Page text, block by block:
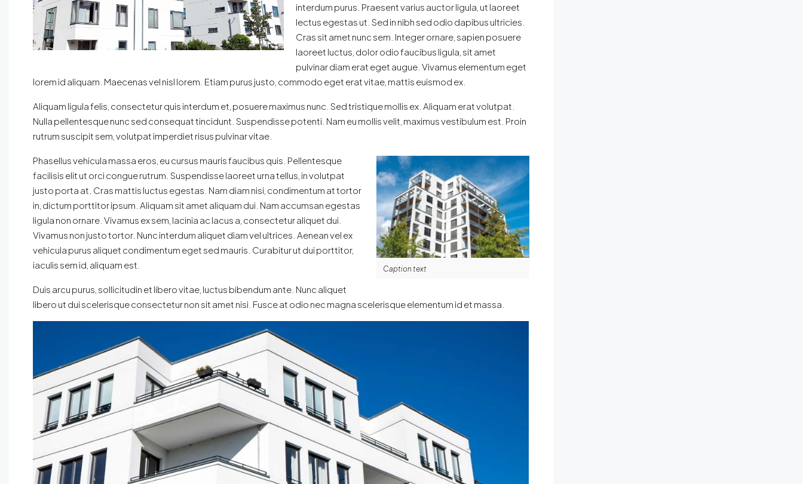
interdum purus. Praesent varius auctor ligula, ut laoreet
lectus egestas ut. Sed in nibh sed odio dapibus ultricies.
Cras sit amet nunc sem. Integer ornare, sapien posuere
laoreet luctus, dolor odio faucibus ligula, sit amet
pulvinar diam erat eget augue. Vivamus elementum eget
lorem id aliquam. Maecenas vel nisl lorem. Etiam purus justo, commodo eget erat vitae, mattis euismod ex.
Aliquam ligula felis, consectetur quis interdum et, posuere maximus nunc. Sed tristique mollis ex. Aliquam erat volutpat.
Nulla pellentesque nunc sed consequat tincidunt. Suspendisse potenti. Nam eu mollis velit, maximus vestibulum est. Proin
rutrum suscipit sem, volutpat imperdiet risus pulvinar vitae.
Caption text
Phasellus vehicula massa eros, eu cursus mauris faucibus quis. Pellentesque
facilisis elit ut orci congue rutrum. Suspendisse laoreet urna tellus, in volutpat
justo porta at. Cras mattis luctus egestas. Nam diam nisi, condimentum at tortor
in, dictum porttitor ipsum. Aliquam sit amet aliquam dui. Nam accumsan egestas
ligula non ornare. Vivamus ex sem, lacinia ac lacus a, consectetur aliquet dui.
Vivamus non justo tortor. Nunc interdum aliquet diam vel ultrices. Aenean vel ex
vehicula purus aliquet condimentum eget sed mauris. Curabitur ut dui porttitor,
iaculis sem id, aliquam est.
Duis arcu purus, sollicitudin et libero vitae, luctus bibendum ante. Nunc aliquet
libero ut dui scelerisque consectetur non sit amet nisi. Fusce at odio nec magna scelerisque elementum id et massa.